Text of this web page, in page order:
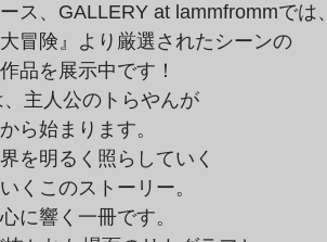
ス、GALLERY at lammfrommでは、
冒険』より厳選されたシーンの
品を展示中です！
ら始まります。
を明るく照らしていく
くこのストーリー。
に響く一冊です。